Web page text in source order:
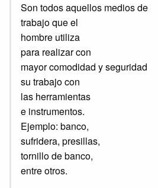
Son todos aquellos medios de
trabajo que el
hombre utiliza
para realizar con
mayor comodidad y seguridad
su trabajo con
las herramientas
e instrumentos.
Ejemplo: banco,
sufridera, presillas,
tornillo de banco,
entre otros.